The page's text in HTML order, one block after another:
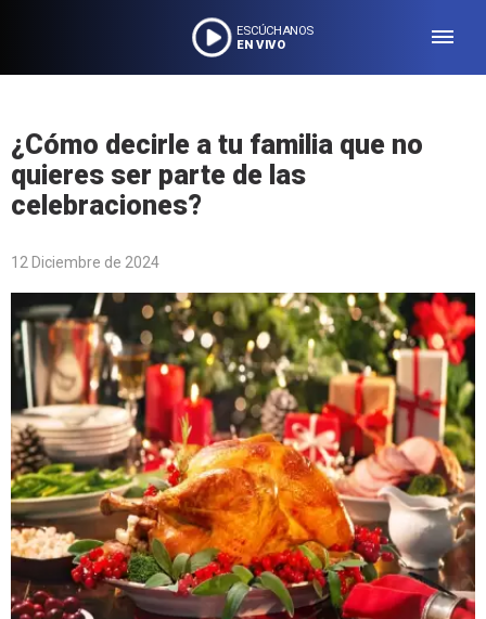
ESCÚCHANOS
EN VIVO
¿Cómo decirle a tu familia que no
quieres ser parte de las
celebraciones?
12 Diciembre de 2024